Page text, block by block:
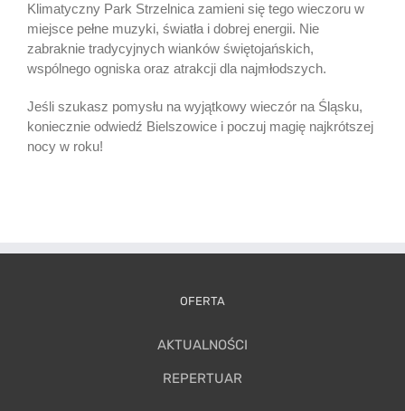
Klimatyczny Park Strzelnica zamieni się tego wieczoru w
miejsce pełne muzyki, światła i dobrej energii. Nie
zabraknie tradycyjnych wianków świętojańskich,
wspólnego ogniska oraz atrakcji dla najmłodszych.
Jeśli szukasz pomysłu na wyjątkowy wieczór na Śląsku,
koniecznie odwiedź Bielszowice i poczuj magię najkrótszej
nocy w roku!
OFERTA
AKTUALNOŚCI
REPERTUAR